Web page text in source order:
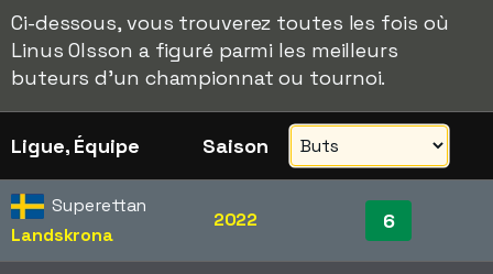
Ci-dessous, vous trouverez toutes les fois où
Linus Olsson a figuré parmi les meilleurs
buteurs d'un championnat ou tournoi.
Ligue, Équipe Saison
Superettan
Landskrona
2022 6